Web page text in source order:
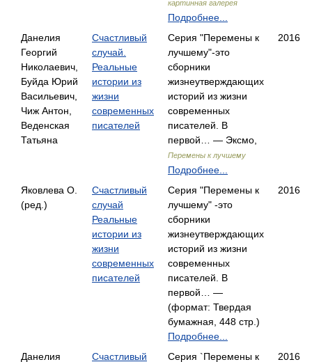
картинная галерея
Подробнее...
Данелия
Георгий
Николаевич,
Буйда Юрий
Васильевич,
Чиж Антон,
Веденская
Татьяна
Счастливый
случай.
Реальные
истории из
жизни
современных
писателей
Серия "Перемены к
лучшему"-это
сборники
жизнеутверждающих
историй из жизни
современных
писателей. В
первой… — Эксмо,
Перемены к лучшему
Подробнее...
2016
Яковлева О.
(ред.)
Счастливый
случай
Реальные
истории из
жизни
современных
писателей
Серия "Перемены к
лучшему" -это
сборники
жизнеутверждающих
историй из жизни
современных
писателей. В
первой… —
(формат: Твердая
бумажная, 448 стр.)
Подробнее...
2016
Данелия Счастливый Серия `Перемены к 2016